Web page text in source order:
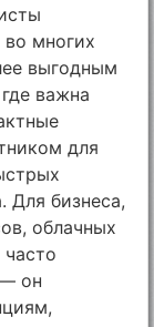
многих
выгодным
важна
для
Для бизнеса,
облачных
он